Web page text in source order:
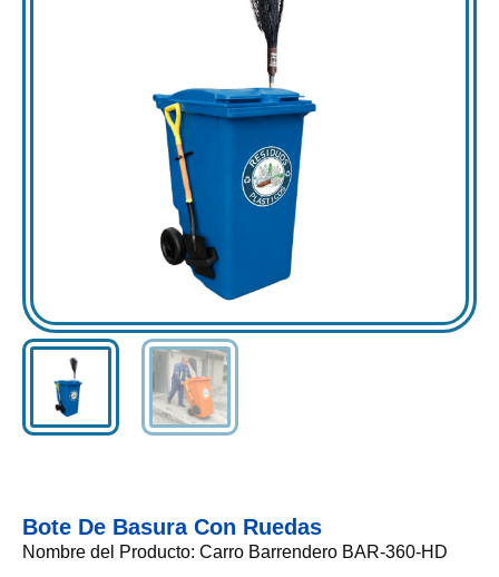
Bote De Basura Con Ruedas
Nombre del Producto: Carro Barrendero BAR-360-HD